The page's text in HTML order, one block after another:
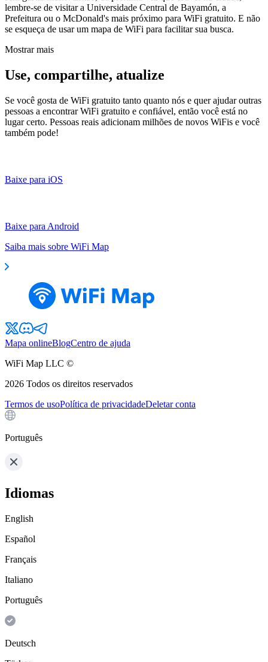
lembre-se de visitar a Universidade Central de Bayamón, a
Prefeitura ou o McDonald's mais próximo para WiFi gratuito. E não
se esqueça de usar um mapa de WiFi para facilitar sua busca.
Mostrar mais
Use, compartilhe, atualize
Se você gosta de WiFi gratuito tanto quanto nós e quer ajudar outras
pessoas a encontrar WiFi gratuito e confiável, então você está no
lugar certo. Pessoas reais adicionam milhões de novos WiFis e você
também pode!
Baixe para iOS
Baixe para Android
Saiba mais sobre WiFi Map
Mapa onlineBlogCentro de ajuda
WiFi Map LLC ©
2026 Todos os direitos reservados
Termos de usoPolítica de privacidadeDeletar conta
Português
Idiomas
English
Español
Français
Italiano
Português
Deutsch